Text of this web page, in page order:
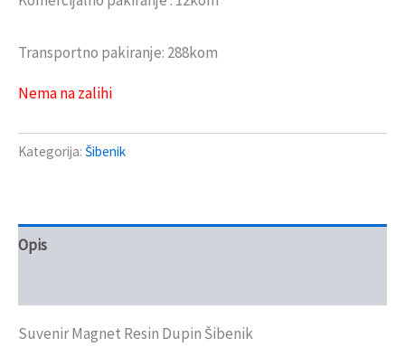
Transportno pakiranje: 288kom
Nema na zalihi
Kategorija: Šibenik
Opis
Suvenir Magnet Resin Dupin Šibenik